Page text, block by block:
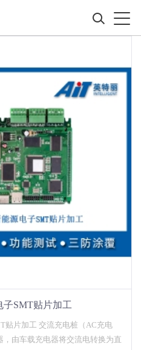
SMT贴片加工
电桩（AC充电
由车载充电器将交流电转换为直